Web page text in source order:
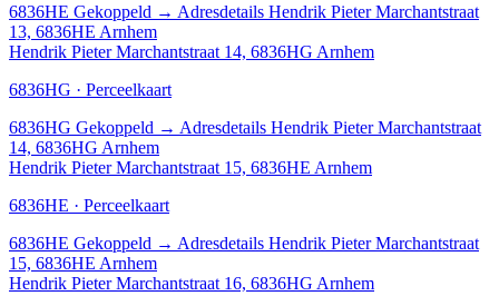
6836HE Gekoppeld → Adresdetails Hendrik Pieter Marchantstraat
13, 6836HE Arnhem
Hendrik Pieter Marchantstraat 14, 6836HG Arnhem
6836HG · Perceelkaart
6836HG Gekoppeld → Adresdetails Hendrik Pieter Marchantstraat
14, 6836HG Arnhem
Hendrik Pieter Marchantstraat 15, 6836HE Arnhem
6836HE · Perceelkaart
6836HE Gekoppeld → Adresdetails Hendrik Pieter Marchantstraat
15, 6836HE Arnhem
Hendrik Pieter Marchantstraat 16, 6836HG Arnhem